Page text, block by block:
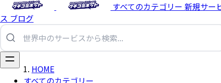
すべてのカテゴリー 新規サー
ス ブログ
すべてのカテゴリー
HOME